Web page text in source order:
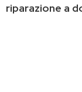
riparazione a